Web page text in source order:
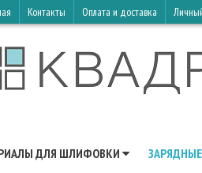
Контакты Оплата и доставка
ДЛЯ ШЛИФОВКИ